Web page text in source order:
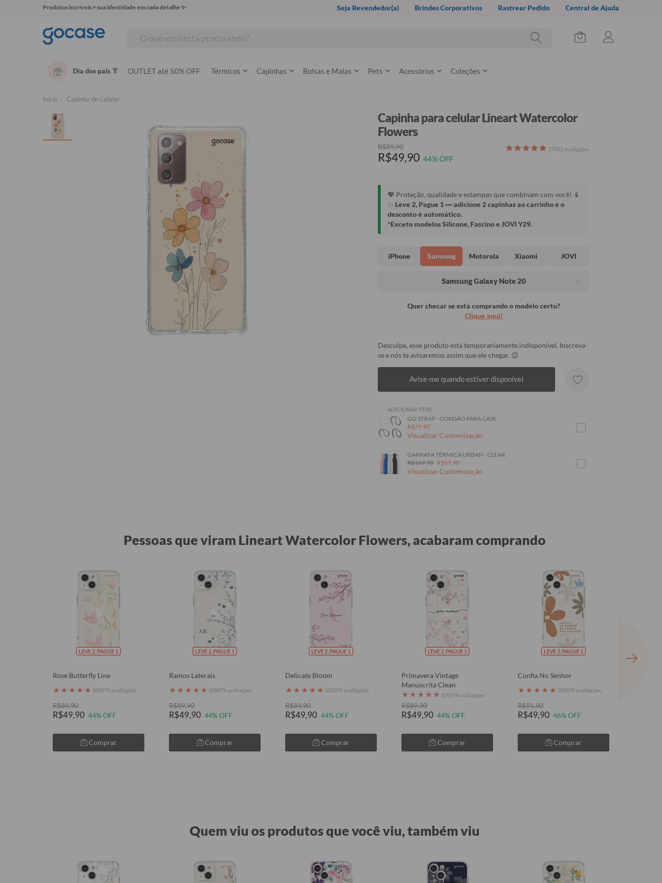
Produtos incríveis + sua identidade em cada detalhe ✨ Seja Revendedor(a) Brindes Corporativos Rastrear Pedido Central de Ajuda
Dia dos pais 👔 OUTLET até 50% OFF Térmicos Capinhas Bolsas e Malas Pets Acessórios Coleções
Início Capinha de Celular
Capinha para celular Lineart Watercolor
Flowers
R$89,90
R$49,90 44% OFF
27332 avaliações
💖 Proteção, qualidade e estampas que combinam com você! 📱
✨ Leve 2, Pague 1— adicione 2 capinhas ao carrinho e o
desconto é automático.
*Exceto modelos Silicone, Fascino e JOVI Y29.
iPhone Samsung Motorola Xiaomi JOVI
Samsung Galaxy Note 20
Quer checar se está comprando o modelo certo?
Clique aqui!
Desculpe, esse produto está temporariamente indisponível. Inscreva-
se e nós te avisaremos assim que ele chegar. 😉
Avise-me quando estiver disponível
ADICIONAR ITENS
GO STRAP - CORDÃO PARA CASE
R$79,90
Visualizar Customização
GARRAFA TÉRMICA URBAN - CLEAR
R$169,90 R$69,90
Visualizar Customização
Pessoas que viram Lineart Watercolor Flowers, acabaram comprando
LEVE 2, PAGUE 1
Rose Butterfly Line
★ ★ ★ ★ ★ 105079 avaliações
R$89,90
R$49,90 44% OFF
Comprar
LEVE 2, PAGUE 1
Ramos Laterais
★ ★ ★ ★ ★ 105079 avaliações
R$89,90
R$49,90 44% OFF
Comprar
LEVE 2, PAGUE 1
Delicate Bloom
★ ★ ★ ★ ★ 105079 avaliações
R$89,90
R$49,90 44% OFF
Comprar
LEVE 2, PAGUE 1
Primavera Vintage
Manuscrita Clean
★ ★ ★ ★ ★ 105079 avaliações
R$89,90
R$49,90 44% OFF
Comprar
LEVE 2, PAGUE 1
Confia No Senhor
★ ★ ★ ★ ★ 105079 avaliações
R$91,90
R$49,90 46% OFF
Comprar
Quem viu os produtos que você viu, também viu